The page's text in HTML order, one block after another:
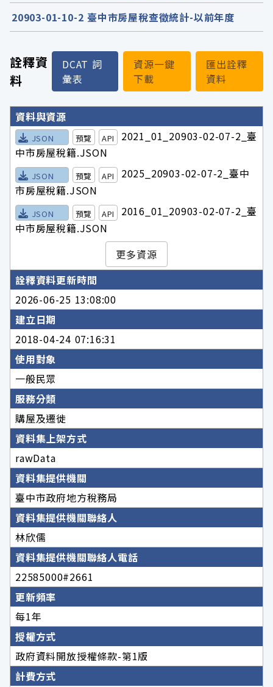
詮釋資
料
DCAT 詞
彙表
資源一鍵
下載
匯出詮釋
資料
詮釋資料詳細內容
資料與資源
JSON 預覽 API
2021_01_20903-02-07-2_臺
中市房屋稅籍.JSON
JSON 預覽 API
2025_20903-02-07-2_臺中
市房屋稅籍.JSON
JSON 預覽 API
2016_01_20903-02-07-2_臺
中市房屋稅籍.JSON
更多資源
詮釋資料更新時間
2026-06-25 13:08:00
建立日期
2018-04-24 07:16:31
使用對象
一般民眾
服務分類
購屋及遷徙
資料集上架方式
rawData
資料集提供機關
臺中市政府地方稅務局
資料集提供機關聯絡人
林欣儒
資料集提供機關聯絡人電話
22585000#2661
更新頻率
每1年
授權方式
政府資料開放授權條款-第1版
計費方式
20903-01-10-2 臺中市房屋稅查徵統計-以前年度